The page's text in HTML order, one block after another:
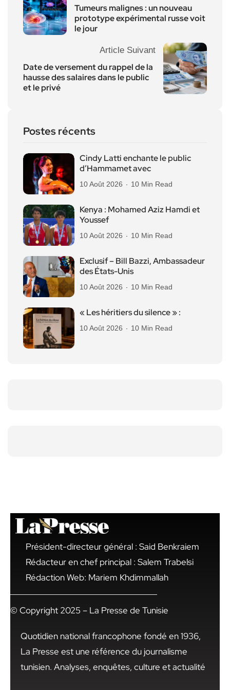
Tumeurs malignes : un nouveau
prototype expérimental russe voit
le jour
Article Suivant
Date de versement du rappel de la
hausse des salaires dans le public
et le privé
Postes récents
Cindy Latti enchante le public
d’Hammamet avec
10 Août 2026 10 Min Read
Kenya : Mohamed Aziz Hamdi et
Youssef
10 Août 2026 10 Min Read
Exclusif – Bill Bazzi, Ambassadeur
des États-Unis
10 Août 2026 10 Min Read
« Les héritiers du silence » :
10 Août 2026 10 Min Read
Président-directeur général : Said Benkraiem
Rédacteur en chef principal : Salem Trabelsi
Rédaction Web: Mariem Khdimmallah
© Copyright 2025 – La Presse de Tunisie
Quotidien national francophone fondé en 1936,
La Presse est une référence du journalisme
tunisien. Analyses, enquêtes, culture et actualité